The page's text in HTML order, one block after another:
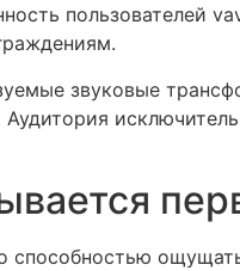
звуковые
способностью